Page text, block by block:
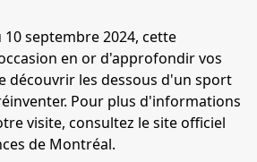
10 septembre 2024, cette
en or d'approfondir vos
découvrir les dessous d'un sport
Pour plus d'informations
visite, consultez le site officiel
de Montréal.